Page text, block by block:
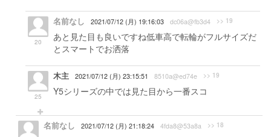
20
名前なし 2021/07/12 (月) 19:16:03 dc06a@fb3d4 >> 19
あと見た目も良いですね低車高で転輪がフルサイズだ
とスマートでお洒落
25
木主 2021/07/12 (月) 23:15:51 8510a@ed74e >> 19
Y5シリーズの中では見た目から一番スコ
名前なし 2021/07/12 (月) 21:18:24 4fda8@53a8a >> 18